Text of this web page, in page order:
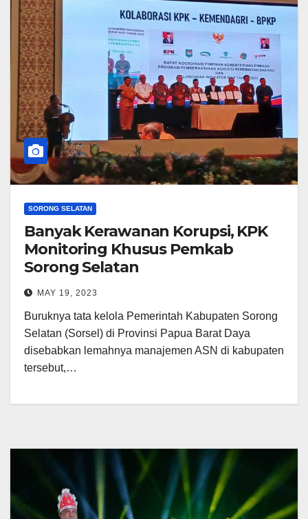
SORONG SELATAN
Banyak Kerawanan Korupsi, KPK
Monitoring Khusus Pemkab
Sorong Selatan
MAY 19, 2023
Buruknya tata kelola Pemerintah Kabupaten Sorong
Selatan (Sorsel) di Provinsi Papua Barat Daya
disebabkan lemahnya manajemen ASN di kabupaten
tersebut,…